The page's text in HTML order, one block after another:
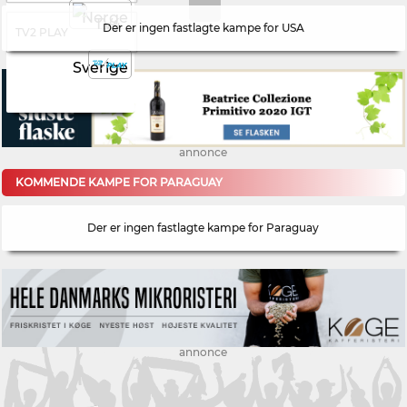
TV2 PLAY Der er ingen fastlagte kampe for USA
annonce
KOMMENDE KAMPE FOR PARAGUAY
Der er ingen fastlagte kampe for Paraguay
annonce